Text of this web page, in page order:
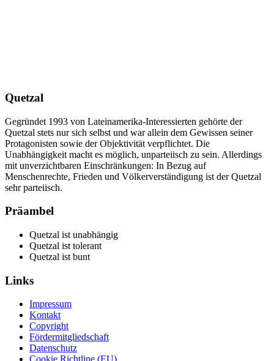
Quetzal
Gegründet 1993 von Lateinamerika-Interessierten gehörte der
Quetzal stets nur sich selbst und war allein dem Gewissen seiner
Protagonisten sowie der Objektivität verpflichtet. Die
Unabhängigkeit macht es möglich, unparteiisch zu sein. Allerdings
mit unverzichtbaren Einschränkungen: In Bezug auf
Menschenrechte, Frieden und Völkerverständigung ist der Quetzal
sehr parteiisch.
Präambel
Quetzal ist unabhängig
Quetzal ist tolerant
Quetzal ist bunt
Links
Impressum
Kontakt
Copyright
Fördermitgliedschaft
Datenschutz